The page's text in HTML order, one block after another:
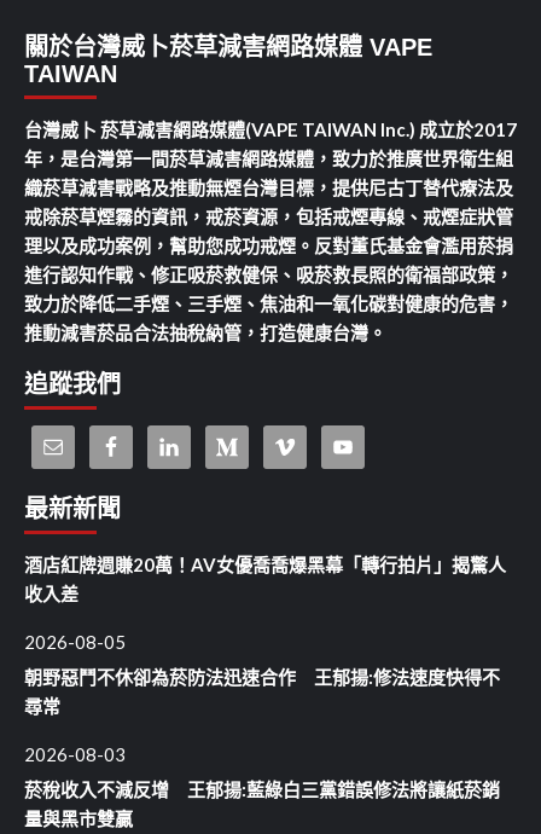
關於台灣威卜菸草減害網路媒體 VAPE
TAIWAN
台灣威卜 菸草減害網路媒體(VAPE TAIWAN Inc.) 成立於2017
年，是台灣第一間菸草減害網路媒體，致力於推廣世界衛生組
織菸草減害戰略及推動無煙台灣目標，提供尼古丁替代療法及
戒除菸草煙霧的資訊，戒菸資源，包括戒煙專線、戒煙症狀管
理以及成功案例，幫助您成功戒煙。反對董氏基金會濫用菸捐
進行認知作戰、修正吸菸救健保、吸菸救長照的衛福部政策，
致力於降低二手煙、三手煙、焦油和一氧化碳對健康的危害，
推動減害菸品合法抽稅納管，打造健康台灣。
追蹤我們
最新新聞
酒店紅牌週賺20萬！AV女優喬喬爆黑幕「轉行拍片」揭驚人
收入差
2026-08-05
朝野惡鬥不休卻為菸防法迅速合作 王郁揚:修法速度快得不
尋常
2026-08-03
菸稅收入不減反增 王郁揚:藍綠白三黨錯誤修法將讓紙菸銷
量與黑市雙贏